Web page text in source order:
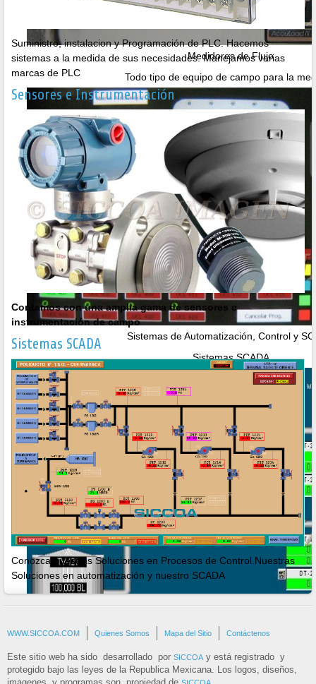
Medidores de Flujo
Todo tipo de equipo de campo para la
Sistemas de Automatización, Control y
Sistemas SCADA
Programación de SCADA y PLC
Suministro, instalacion y Programación de PLC. Hacemos
sistemas a la medida de sus necesidades. Manejamos varias
marcas de PLC
Sensores e Instrumentación
Contamos con una amplia gama de sensores e
instrumentación de campo
Sistemas SCADA
Conozca nuestras Soluciones en Procesos de Control.Nuestras
Soluciones en automatización y nuestro SCADA
WWW.SICCOA.COM Quienes Somos Mapa del Sitio Contáctenos
Este sitio web ha sido desarrollado por SICCOA y está registrado y
protegido bajo las leyes de la Republica Mexicana. Los logos, diseños,